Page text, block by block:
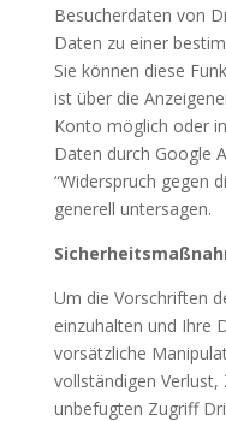
Besucherdaten von
Daten zu einer
Sie können diese
ist über die
Konto möglich oder
Daten durch Google
“Widerspruch gegen
generell untersagen.
Um die Vorschriften
einzuhalten und Ihre
vorsätzliche
vollständigen
unbefugten Zugriff